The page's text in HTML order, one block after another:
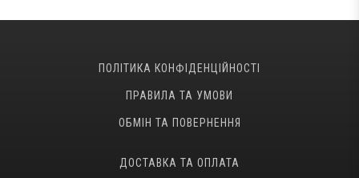
ПОЛІТИКА КОНФІДЕНЦІЙНОСТІ
ПРАВИЛА ТА УМОВИ
ОБМІН ТА ПОВЕРНЕННЯ
ДОСТАВКА ТА ОПЛАТА